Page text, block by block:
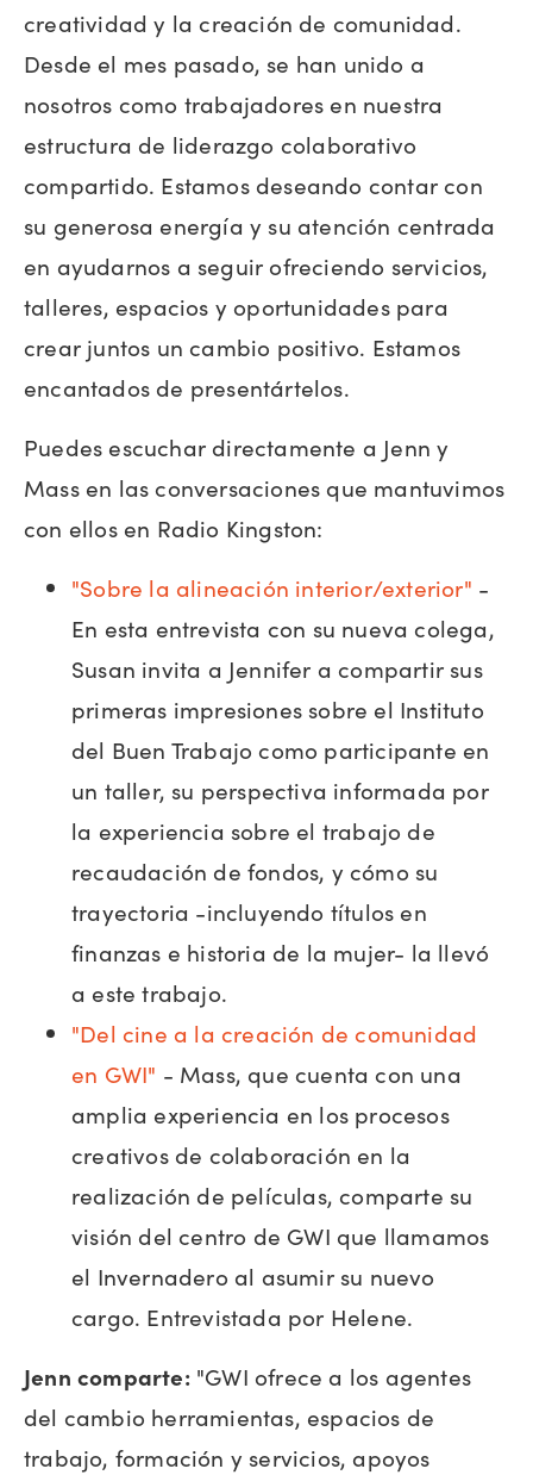
creatividad y la creación de comunidad.
Desde el mes pasado, se han unido a
nosotros como trabajadores en nuestra
estructura de liderazgo colaborativo
compartido. Estamos deseando contar con
su generosa energía y su atención centrada
en ayudarnos a seguir ofreciendo servicios,
talleres, espacios y oportunidades para
crear juntos un cambio positivo. Estamos
encantados de presentártelos.
Puedes escuchar directamente a Jenn y
Mass en las conversaciones que mantuvimos
con ellos en Radio Kingston:
"Sobre la alineación interior/exterior" -
En esta entrevista con su nueva colega,
Susan invita a Jennifer a compartir sus
primeras impresiones sobre el Instituto
del Buen Trabajo como participante en
un taller, su perspectiva informada por
la experiencia sobre el trabajo de
recaudación de fondos, y cómo su
trayectoria -incluyendo títulos en
finanzas e historia de la mujer- la llevó
a este trabajo.
"Del cine a la creación de comunidad
en GWI" - Mass, que cuenta con una
amplia experiencia en los procesos
creativos de colaboración en la
realización de películas, comparte su
visión del centro de GWI que llamamos
el Invernadero al asumir su nuevo
cargo. Entrevistada por Helene.
Jenn comparte:"GWI ofrece a los agentes
del cambio herramientas, espacios de
trabajo, formación y servicios, apoyos